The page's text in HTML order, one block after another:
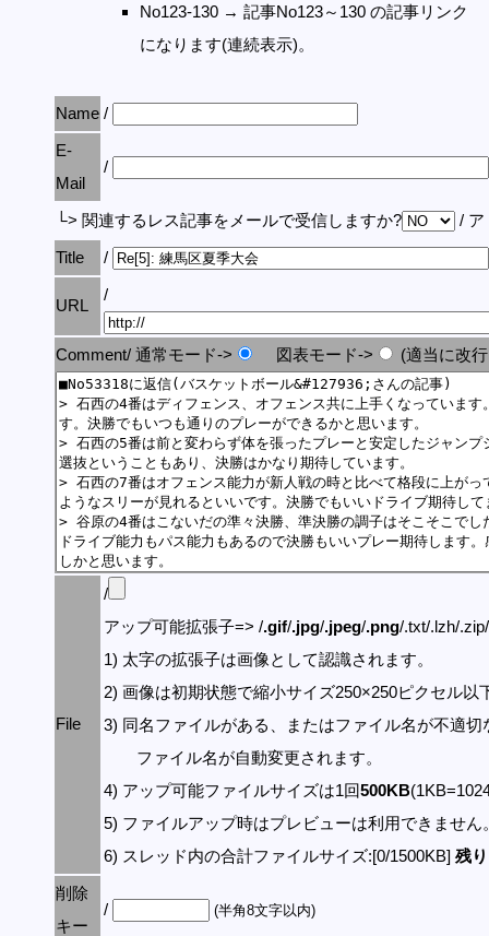
No123-130 → 記事No123～130 の記事リンク
になります(連続表示)。
Name /
E-
Mail
/
└> 関連するレス記事をメールで受信しますか?
/ ア
Title
/
URL
/
Comment/ 通常モード-> 図表モード-> (適当に改
File
/
アップ可能拡張子=> /.gif/.jpg/.jpeg/.png/.txt/.lzh/
1) 太字の拡張子は画像として認識されます。
2) 画像は初期状態で縮小サイズ250×250ピクセル以
3) 同名ファイルがある、またはファイル名が不適切
ファイル名が自動変更されます。
4) アップ可能ファイルサイズは1回500KB
5) ファイルアップ時はプレビューは利用できません
6) スレッド内の合計ファイルサイズ:[0/1500KB] 残
削除
キー
/ (半角8文字以内)